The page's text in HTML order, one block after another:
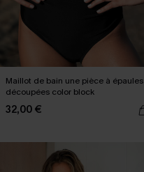
Maillot de bain une pièce à épaules
découpées color block
32,00 €